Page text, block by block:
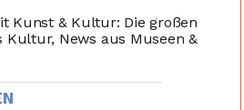
Kunst & Kultur: Die großen
Kultur, News aus Museen &